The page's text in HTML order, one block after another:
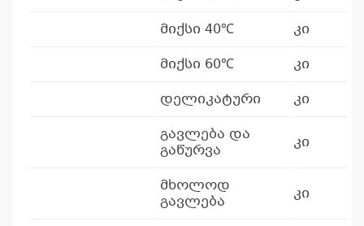
მიქსი 40℃
კი
მიქსი 60℃
კი
დელიკატური
კი
გავლება და
გაწურვა
კი
მხოლოდ
გავლება
კი